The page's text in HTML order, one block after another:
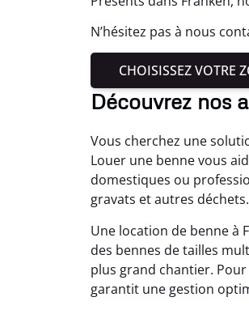
N’hésitez pas à nous
CHOISISSEZ VOTRE
Découvrez nos
Vous cherchez une
Louer une benne vous
domestiques ou
gravats et autres déchets.
Une location de benne à
des bennes de tailles
plus grand chantier.
garantit une gestion